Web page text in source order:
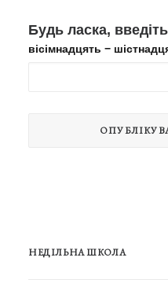
Будь ласка,
вісімнадцять −
НЕДІЛЬНА ШКОЛА